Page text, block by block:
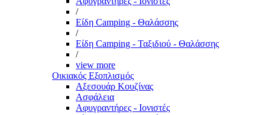
/
Είδη Camping - Θαλάσσης
/
Είδη Camping - Ταξιδιού - Θαλάσσης
/
view more
Οικιακός Εξοπλισμός
Αξεσουάρ Κουζίνας
Ασφάλεια
Αφυγραντήρες - Ιονιστές